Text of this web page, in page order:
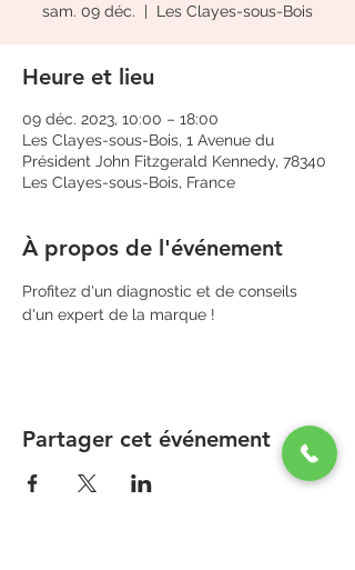
sam. 09 déc.
  |
Les Clayes-sous-Bois
Heure et lieu
09 déc. 2023, 10:00 – 18:00
Les Clayes-sous-Bois, 1 Avenue du
Président John Fitzgerald Kennedy, 78340
Les Clayes-sous-Bois, France
À propos de l'événement
Profitez d'un diagnostic et de conseils
d'un expert de la marque !
Partager cet événement